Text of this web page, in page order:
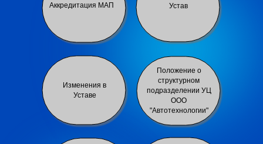
Положение о
структурном
подразделении УЦ
ООО
"Автотехнологии"
Аккредитация МАП
Изменения в
Уставе
Устав